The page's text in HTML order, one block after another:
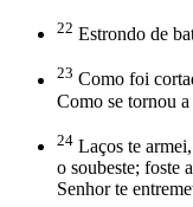
22 Estrondo de
23 Como foi
Como se tornou
24 Laços te
o soubeste; foste
Senhor te